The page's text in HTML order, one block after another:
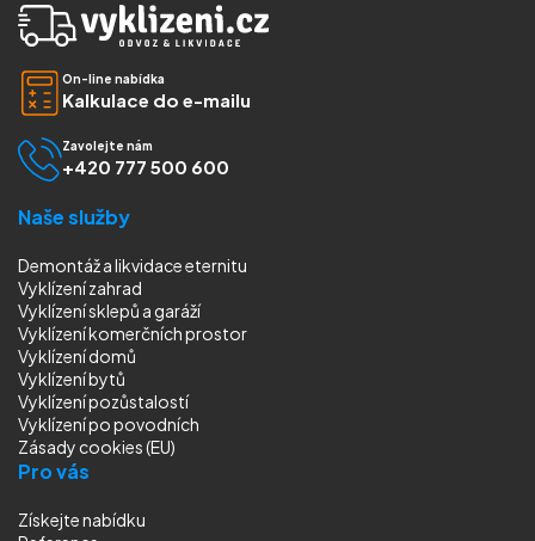
On-line nabídka
Kalkulace do e-mailu
Zavolejte nám
+420 777 500 600
Naše služby
Demontáž a likvidace eternitu
Vyklízení zahrad
Vyklízení sklepů a garáží
Vyklízení komerčních prostor
Vyklízení domů
Vyklízení bytů
Vyklízení pozůstalostí
Vyklízenípo povodních
Zásady cookies (EU)
Pro vás
Získejte nabídku